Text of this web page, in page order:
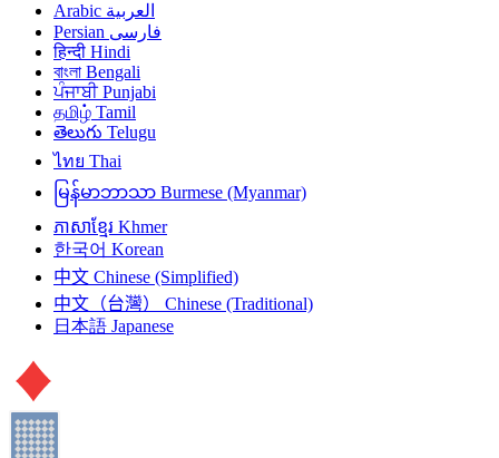
العربية Arabic
فارسی Persian
हिन्दी Hindi
বাংলা Bengali
ਪੰਜਾਬੀ Punjabi
தமிழ் Tamil
తెలుగు Telugu
ไทย Thai
မြန်မာဘာသာ Burmese (Myanmar)
ភាសាខ្មែរ Khmer
한국어 Korean
中文 Chinese (Simplified)
中文（台灣）
Chinese (Traditional)
日本語 Japanese